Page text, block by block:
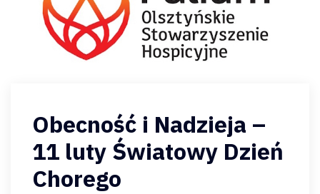
Obecność i Nadzieja –
11 luty Światowy Dzień
Chorego